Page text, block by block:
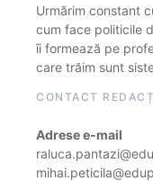
Urmărim constant
cum face politicile
îi formează pe
care trăim sunt
CONTACT
Adrese e-mail